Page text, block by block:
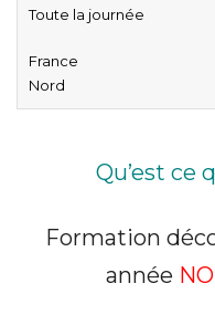
Toute la journée
France
Nord
Qu’est ce
Formation
année